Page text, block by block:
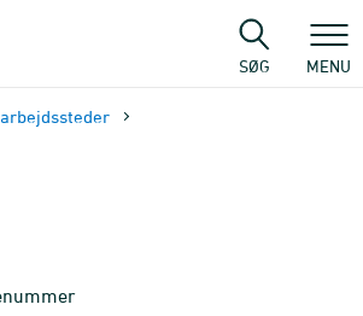
SØG MENU
arbejdssteder